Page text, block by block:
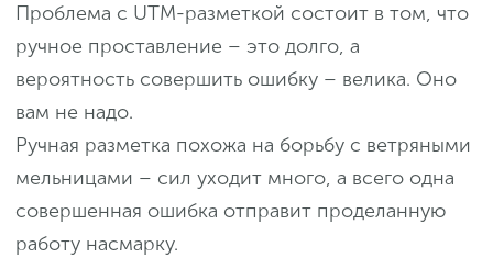
Проблема с UTM-разметкой состоит в том, что
ручное проставление – это долго, а
вероятность совершить ошибку – велика. Оно
вам не надо.
Ручная разметка похожа на борьбу с ветряными
мельницами – сил уходит много, а всего одна
совершенная ошибка отправит проделанную
работу насмарку.